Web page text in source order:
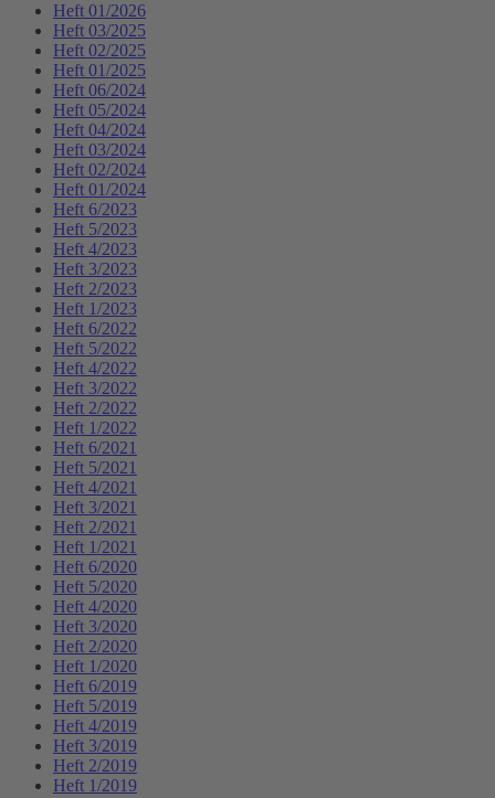
Heft 01/2026
Heft 03/2025
Heft 02/2025
Heft 01/2025
Heft 06/2024
Heft 05/2024
Heft 04/2024
Heft 03/2024
Heft 02/2024
Heft 01/2024
Heft 6/2023
Heft 5/2023
Heft 4/2023
Heft 3/2023
Heft 2/2023
Heft 1/2023
Heft 6/2022
Heft 5/2022
Heft 4/2022
Heft 3/2022
Heft 2/2022
Heft 1/2022
Heft 6/2021
Heft 5/2021
Heft 4/2021
Heft 3/2021
Heft 2/2021
Heft 1/2021
Heft 6/2020
Heft 5/2020
Heft 4/2020
Heft 3/2020
Heft 2/2020
Heft 1/2020
Heft 6/2019
Heft 5/2019
Heft 4/2019
Heft 3/2019
Heft 2/2019
Heft 1/2019